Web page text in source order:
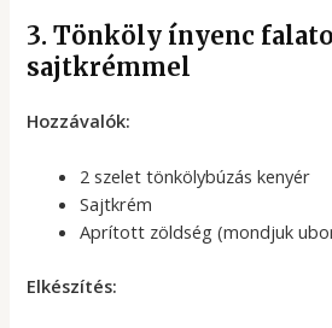
3. Tönköly ínyenc
sajtkrémmel
Hozzávalók:
2 szelet tönkölybúzás kenyér
Sajtkrém
Aprított zöldség (mondjuk
Elkészítés: